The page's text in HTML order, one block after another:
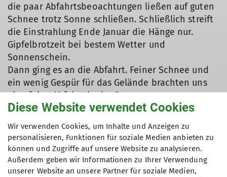
die paar Abfahrtsbeoachtungen ließen auf guten
Schnee trotz Sonne schließen. Schließlich streift
die Einstrahlung Ende Januar die Hänge nur.
Gipfelbrotzeit bei bestem Wetter und
Sonnenschein.
Dann ging es an die Abfahrt. Feiner Schnee und
ein wenig Gespür für das Gelände brachten uns
eine feine Abfahrt in der Sonne.
Alles in allem wieder eine gelungene Tour mit
netten Teilnehmern, feinem Schnee und gutem
Wetter.
Sven Schneller, Feb. 2026
Diese Website verwendet Cookies
Wir verwenden Cookies, um Inhalte und Anzeigen zu
personalisieren, Funktionen für soziale Medien anbieten zu
können und Zugriffe auf unsere Website zu analysieren.
Außerdem geben wir Informationen zu Ihrer Verwendung
unserer Website an unsere Partner für soziale Medien,